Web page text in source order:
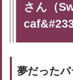
さん（
夢だった